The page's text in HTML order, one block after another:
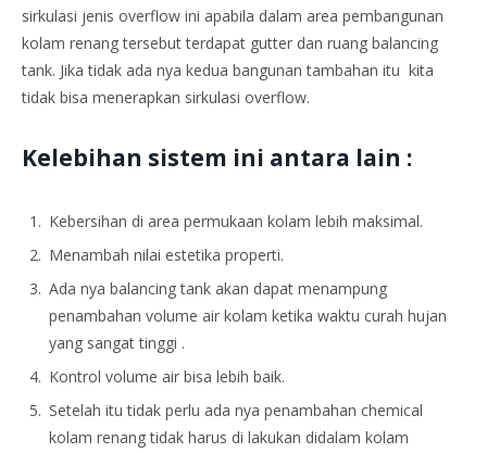
sirkulasi jenis overflow ini apabila dalam area pembangunan
kolam renang tersebut terdapat gutter dan ruang balancing
tank. Jika tidak ada nya kedua bangunan tambahan itu kita
tidak bisa menerapkan sirkulasi overflow.
Kelebihan sistem ini antara lain :
Kebersihan di area permukaan kolam lebih maksimal.
Menambah nilai estetika properti.
Ada nya balancing tank akan dapat menampung
penambahan volume air kolam ketika waktu curah hujan
yang sangat tinggi .
Kontrol volume air bisa lebih baik.
Setelah itu tidak perlu ada nya penambahan chemical
kolam renang tidak harus di lakukan didalam kolam